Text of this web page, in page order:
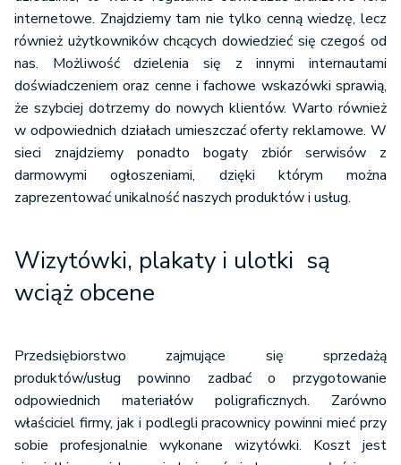
internetowe. Znajdziemy tam nie tylko cenną wiedzę, lecz
również użytkowników chcących dowiedzieć się czegoś od
nas. Możliwość dzielenia się z innymi internautami
doświadczeniem oraz cenne i fachowe wskazówki sprawią,
że szybciej dotrzemy do nowych klientów. Warto również
w odpowiednich działach umieszczać oferty reklamowe. W
sieci znajdziemy ponadto bogaty zbiór serwisów z
darmowymi ogłoszeniami, dzięki którym można
zaprezentować unikalność naszych produktów i usług.
Wizytówki, plakaty i ulotki są
wciąż obcene
Przedsiębiorstwo zajmujące się sprzedażą
produktów/usług powinno zadbać o przygotowanie
odpowiednich materiałów poligraficznych. Zarówno
właściciel firmy, jak i podlegli pracownicy powinni mieć przy
sobie profesjonalnie wykonane wizytówki. Koszt jest